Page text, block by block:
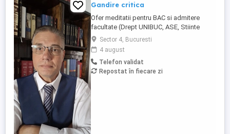
Gandire critica
Ofer meditatii pentru BAC si admitere
facultate (Drept UNIBUC, ASE, Stiinte
politice, Psihologie etc) la disciplinele
Economie Logica Gandire critica. De
asemenea, pregatirea se poate realiza si
la disciplina Filosofie. Detin o bogata
experienta didactica atat cu elevi, ca
Sector 4, Bucuresti
4 august
Telefon validat
Repostat în fiecare zi